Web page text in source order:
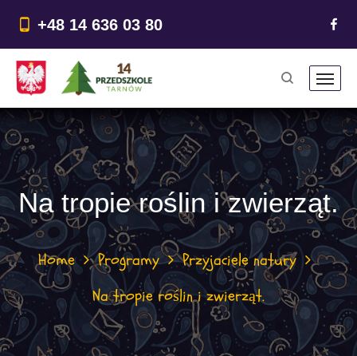
treści
+48 14 636 03 80
Na tropie roślin i zwierząt.
Home Programy
Przyjaciele natury
Na tropie roślin i zwierząt.